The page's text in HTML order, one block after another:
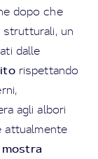
dopo che
strutturali, un
dalle
rispettando
agli albori
attualmente
mostra